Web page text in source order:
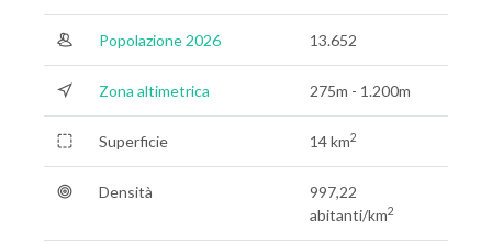
Popolazione 2026 13.652
Zona altimetrica 275m - 1.200m
Superficie 14 km2
Densità
997,22
abitanti/km2